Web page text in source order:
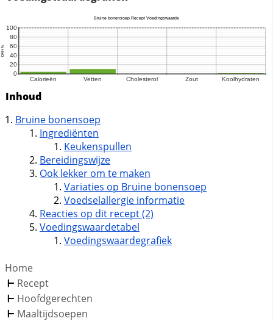
Inhoud
Bruine bonensoep
Ingrediënten
Keukenspullen
Bereidingswijze
Ook lekker om te maken
Variaties op Bruine bonensoep
Voedselallergie informatie
Reacties op dit recept (2)
Voedingswaardetabel
Voedingswaardegrafiek
Home
Recept
Hoofdgerechten
Maaltijdsoepen